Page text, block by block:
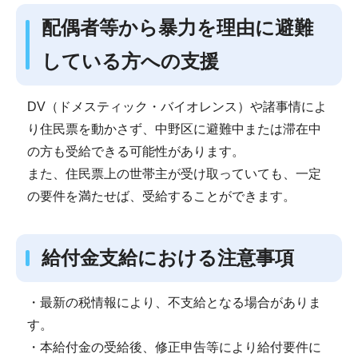
配偶者等から暴力を理由に避難
している方への支援
DV（ドメスティック・バイオレンス）や諸事情によ
り住民票を動かさず、中野区に避難中または滞在中
の方も受給できる可能性があります。
また、住民票上の世帯主が受け取っていても、一定
の要件を満たせば、受給することができます。
給付金支給における注意事項
・最新の税情報により、不支給となる場合がありま
す。
・本給付金の受給後、修正申告等により給付要件に